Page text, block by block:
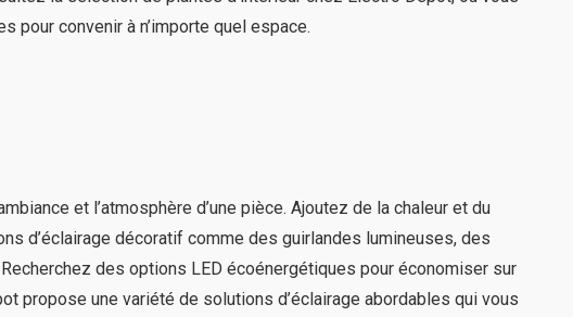
pour convenir à n’importe quel espace.
et l’atmosphère d’une pièce. Ajoutez de la chaleur et du
d’éclairage décoratif comme des guirlandes lumineuses, des
des options LED écoénergétiques pour économiser sur
propose une variété de solutions d’éclairage abordables qui vous